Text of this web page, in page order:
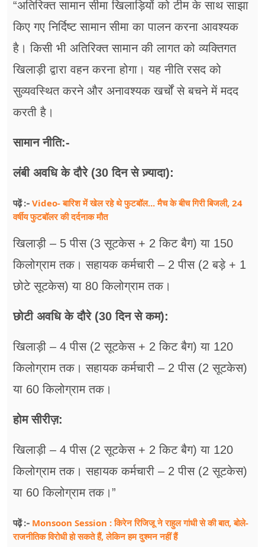
“अतिरिक्त सामान सीमा खिलाड़ियों को टीम के साथ साझा
किए गए निर्दिष्ट सामान सीमा का पालन करना आवश्यक
है। किसी भी अतिरिक्त सामान की लागत को व्यक्तिगत
खिलाड़ी द्वारा वहन करना होगा। यह नीति रसद को
सुव्यवस्थित करने और अनावश्यक खर्चों से बचने में मदद
करती है।
सामान नीति:-
लंबी अवधि के दौरे (30 दिन से ज़्यादा):
पढ़ें :- Video- बारिश में खेल रहे थे फुटबॉल... मैच के बीच गिरी बिजली, 24
वर्षीय फुटबॉलर की दर्दनाक मौत
खिलाड़ी – 5 पीस (3 सूटकेस + 2 किट बैग) या 150
किलोग्राम तक। सहायक कर्मचारी – 2 पीस (2 बड़े + 1
छोटे सूटकेस) या 80 किलोग्राम तक।
छोटी अवधि के दौरे (30 दिन से कम):
खिलाड़ी – 4 पीस (2 सूटकेस + 2 किट बैग) या 120
किलोग्राम तक। सहायक कर्मचारी – 2 पीस (2 सूटकेस)
या 60 किलोग्राम तक।
होम सीरीज़:
खिलाड़ी – 4 पीस (2 सूटकेस + 2 किट बैग) या 120
किलोग्राम तक। सहायक कर्मचारी – 2 पीस (2 सूटकेस)
या 60 किलोग्राम तक।”
पढ़ें :- Monsoon Session : किरेन रिजिजू ने राहुल गांधी से की बात, बोले-
राजनीतिक विरोधी हो सकते हैं, लेकिन हम दुश्मन नहीं हैं